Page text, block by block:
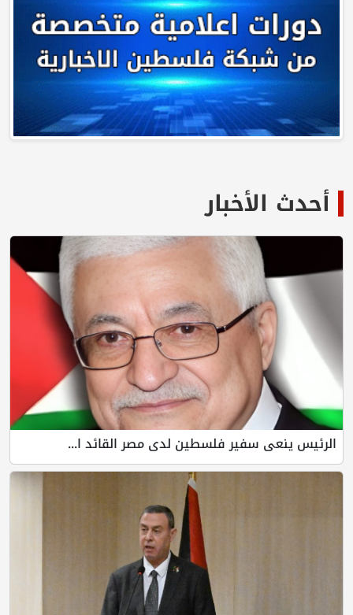
أحدث الأخبار
الرئيس ينعى سفير فلسطين لدى مصر القائد ا...